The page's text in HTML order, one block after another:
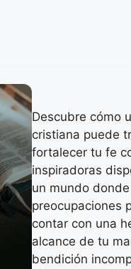
Descubre cómo
cristiana puede
fortalecer tu fe
inspiradoras
un mundo
preocupaciones
contar con una
alcance de tu
bendición